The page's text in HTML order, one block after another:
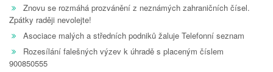
Znovu se rozmáhá prozvánění z neznámých zahraničních čísel.
Zpátky raději nevolejte!
Asociace malých a středních podniků žaluje Telefonní seznam
Rozesílání falešných výzev k úhradě s placeným číslem
900850555